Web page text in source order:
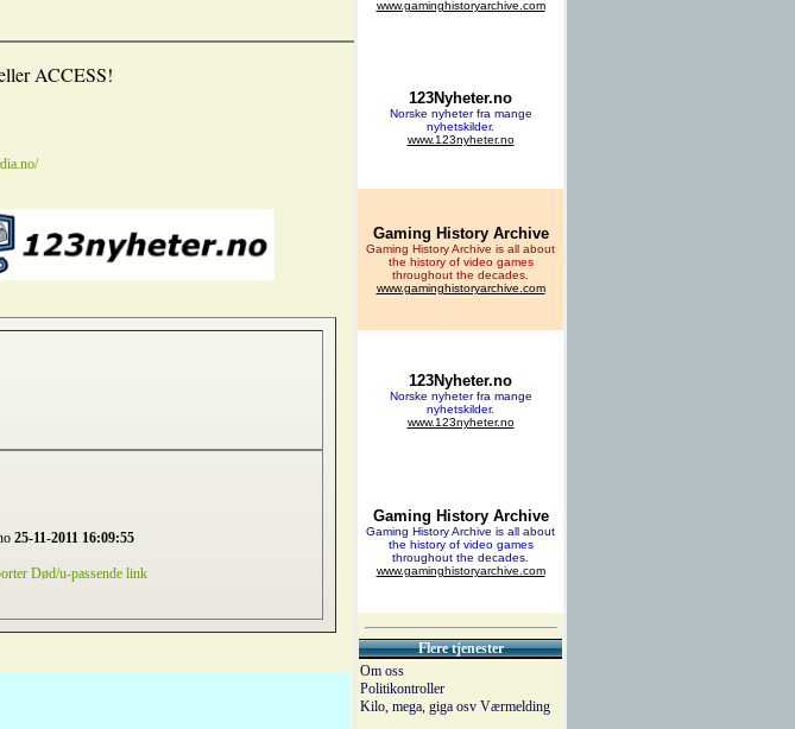
ACCESS!
25-11-2011 16:09:55
Død/u-passende link
Flere tjenester
Om oss
Politikontroller
Kilo, mega, giga osv Værmelding